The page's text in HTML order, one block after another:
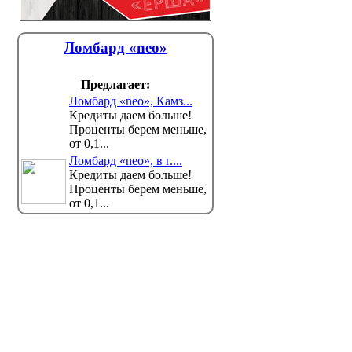
Ломбард «neo»
Предлагает:
Ломбард «neo», Камз...
Кредиты даем больше!
Проценты берем меньше,
от 0,1...
Ломбард «neo», в г....
Кредиты даем больше!
Проценты берем меньше,
от 0,1...